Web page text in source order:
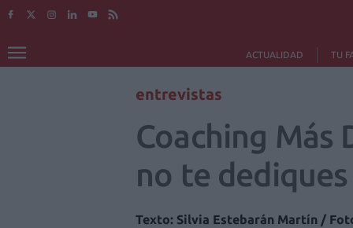
ACTUALIDAD TU
entrevistas
Coaching Más
no te
Texto: Silvia Estebarán Martín /